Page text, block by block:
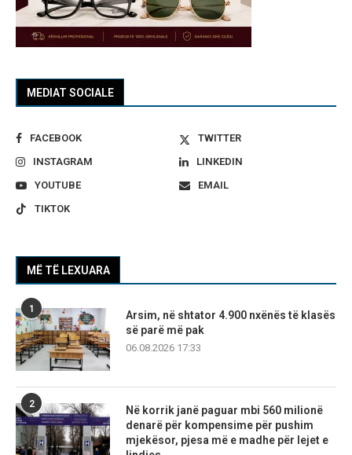
MEDIAT SOCIALE
FACEBOOK
TWITTER
INSTAGRAM
LINKEDIN
YOUTUBE
EMAIL
TIKTOK
MË TË LEXUARA
1
Arsim, në shtator 4.900 nxënës të klasës
së parë më pak
06.08.2026 17:33
2
Në korrik janë paguar mbi 560 milionë
denarë për kompensime për pushim
mjekësor, pjesa më e madhe për lejet e